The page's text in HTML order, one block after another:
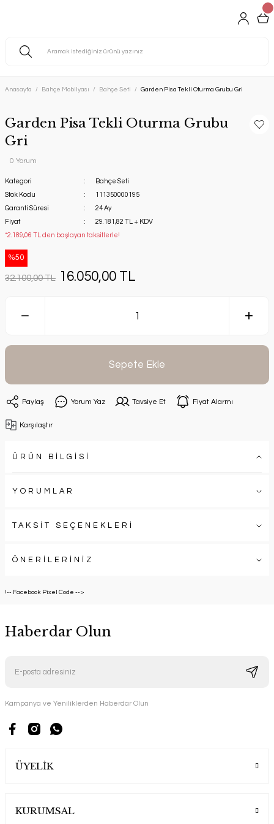
Anasayfa Bahçe Mobilyası Bahçe Seti Garden Pisa Tekli Oturma Grubu Gri
Garden Pisa Tekli Oturma Grubu
Gri
0 Yorum
Kategori
Bahçe Seti
Stok Kodu
111350000195
Garanti Süresi
24 Ay
Fiyat
29.181,82 TL + KDV
*2.189,06 TL den başlayan taksitlerle!
%50
32.100,00 TL 16.050,00 TL
Sepete Ekle
Paylaş Yorum Yaz Tavsiye Et Fiyat Alarmı
Karşılaştır
ÜRÜN BİLGİSİ
YORUMLAR
TAKSİT SEÇENEKLERİ
ÖNERİLERİNİZ
!-- Facebook Pixel Code -->
Haberdar Olun
Kampanya ve Yeniliklerden Haberdar Olun
ÜYELİK
KURUMSAL